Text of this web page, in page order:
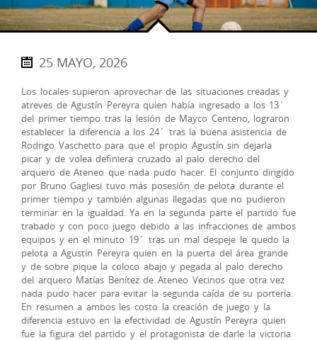
25 MAYO, 2026
Los locales supieron aprovechar de las situaciones creadas y
atreves de Agustín Pereyra quien había ingresado a los 13´
del primer tiempo tras la lesión de Mayco Centeno, lograron
establecer la diferencia a los 24´ tras la buena asistencia de
Rodrigo Vaschetto para que el propio Agustín sin dejarla
picar y de volea definiera cruzado al palo derecho del
arquero de Ateneo que nada pudo hacer. El conjunto dirigido
por Bruno Gagliesi tuvo más posesión de pelota durante el
primer tiempo y también algunas llegadas que no pudieron
terminar en la igualdad. Ya en la segunda parte el partido fue
trabado y con poco juego debido a las infracciones de ambos
equipos y en el minuto 19´ tras un mal despeje le quedo la
pelota a Agustín Pereyra quien en la puerta del área grande
y de sobre pique la coloco abajo y pegada al palo derecho
del arquero Matías Benítez de Ateneo Vecinos que otra vez
nada pudo hacer para evitar la segunda caída de su portería.
En resumen a ambos les costo la creación de juego y la
diferencia estuvo en la efectividad de Agustín Pereyra quien
fue la figura del partido y el protagonista de darle la victoria